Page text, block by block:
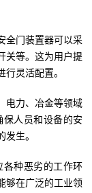
全门装置器可以采
关等。这为用户提
灵活配置。
电力、冶金等领域
人员和设备的安
生。
各种恶劣的工作环
够在广泛的工业领